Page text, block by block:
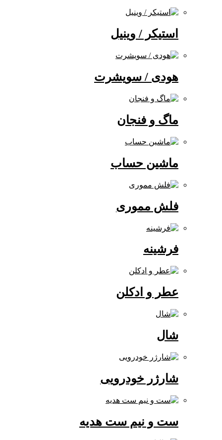
استیکر / وینیل
هودی / سویشرت
ماگ و فنجان
ماشین حساب
فلش مموری
عطر و ادکلن
شارژر خودرویی
ست و نیم ست هدیه